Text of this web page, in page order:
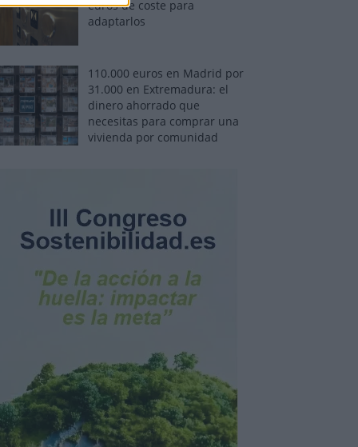
euros de coste para
adaptarlos
110.000 euros en Madrid por
31.000 en Extremadura: el
dinero ahorrado que
necesitas para comprar una
vivienda por comunidad